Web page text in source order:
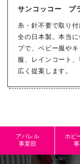
サンコッコー プ
糸・針不要で取り
全の日本製。本当
プで、ベビー服や
服、レインコート
広く提案します。
アパレル
事業部
ホビ